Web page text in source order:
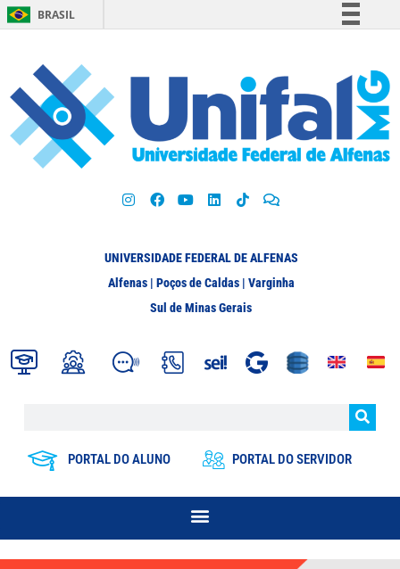
BRASIL
Participe
Acesso à informação
Legislação
UNIVERSIDADE FEDERAL DE ALFENAS
Alfenas | Poços de Caldas | Varginha
Sul de Minas Gerais
PORTAL DO ALUNO PORTAL DO SERVIDOR